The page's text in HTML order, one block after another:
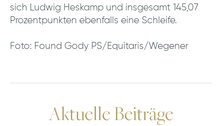
sich Ludwig Heskamp und insgesamt 145,07
Prozentpunkten ebenfalls eine Schleife.
Foto: Found Gody PS/Equitaris/Wegener
Aktuelle Beiträge